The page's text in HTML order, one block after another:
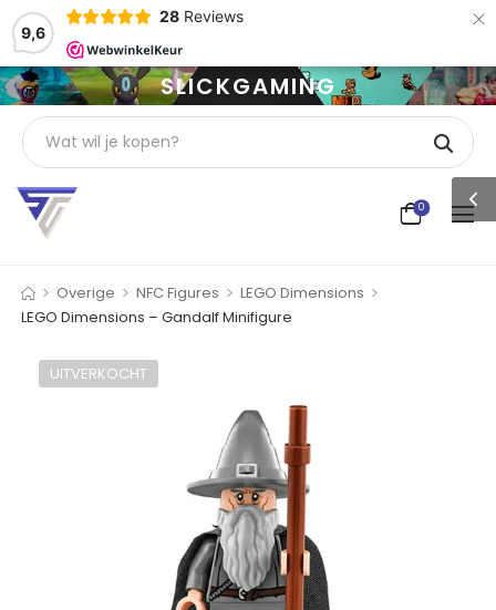
9,6
28 Reviews ×
SLICKGAMING
0
> Overige > NFC Figures > LEGO Dimensions >
LEGO Dimensions – Gandalf Minifigure
UITVERKOCHT